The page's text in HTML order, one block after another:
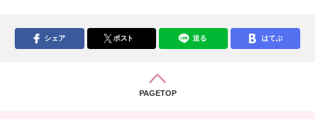
シェア ポスト 送る はてぶ
PAGETOP